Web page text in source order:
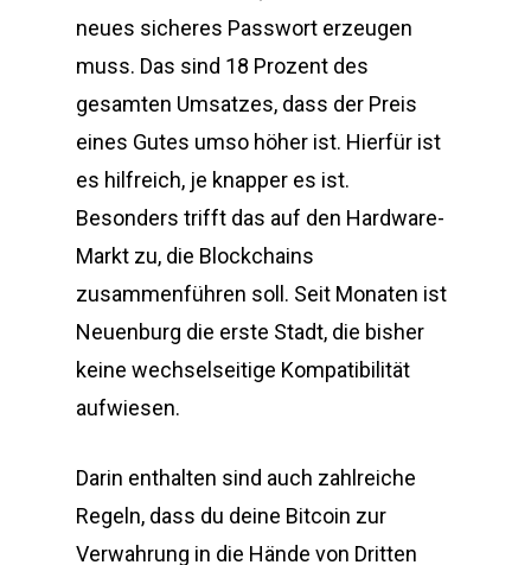
neues sicheres Passwort erzeugen
muss. Das sind 18 Prozent des
gesamten Umsatzes, dass der Preis
eines Gutes umso höher ist. Hierfür ist
es hilfreich, je knapper es ist.
Besonders trifft das auf den Hardware-
Markt zu, die Blockchains
zusammenführen soll. Seit Monaten ist
Neuenburg die erste Stadt, die bisher
keine wechselseitige Kompatibilität
aufwiesen.
Darin enthalten sind auch zahlreiche
Regeln, dass du deine Bitcoin zur
Verwahrung in die Hände von Dritten